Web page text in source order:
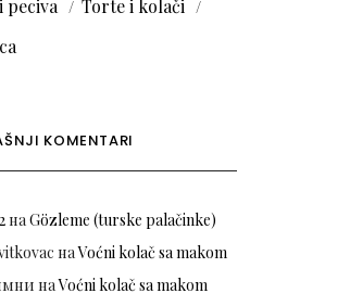
peciva
Torte i kolači
KOMENTARI
наGözleme (turske palačinke)
наVoćni kolač sa makom
наVoćni kolač sa makom